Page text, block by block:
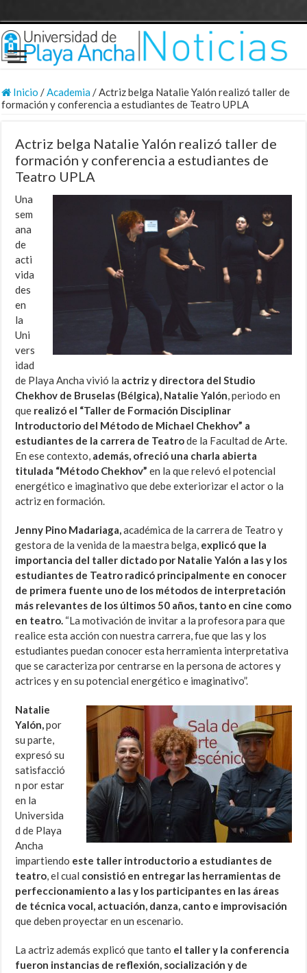
Inicio /Academia/Actriz belga Natalie Yalón realizó taller de
formación y conferencia a estudiantes de Teatro UPLA
Actriz belga Natalie Yalón realizó taller de
formación y conferencia a estudiantes de
Teatro UPLA
Una
sem
ana
de
acti
vida
des
en
la
Uni
vers
idad
de Playa Ancha vivió la actriz y directora del Studio
Chekhov de Bruselas (Bélgica), Natalie Yalón, periodo en
que realizó el “Taller de Formación Disciplinar
Introductorio del Método de Michael Chekhov” a
estudiantes de la carrera de Teatrode la Facultad de Arte.
En ese contexto, además, ofreció una charla abierta
titulada “Método Chekhov” en la que relevó el potencial
energético e imaginativo que debe exteriorizar el actor o la
actriz en formación.
Jenny Pino Madariaga,académica de la carrera de Teatro y
gestora de la venida de la maestra belga, explicó que la
importancia del taller dictado por Natalie Yalón a las y los
estudiantes de Teatro radicó principalmente en conocer
de primera fuente uno de los métodos de interpretación
más relevantes de los últimos 50 años, tanto en cine como
en teatro. “La motivación de invitar a la profesora para que
realice esta acción con nuestra carrera, fue que las y los
estudiantes puedan conocer esta herramienta interpretativa
que se caracteriza por centrarse en la persona de actores y
actrices y en su potencial energético e imaginativo”.
Natalie
Yalón,por
su parte,
expresó su
satisfacció
n por estar
en la
Universida
d de Playa
Ancha
impartiendo este taller introductorio a estudiantes de
teatro, el cual consistió en entregar las herramientas de
perfeccionamiento a las y los participantes en las áreas
de técnica vocal, actuación, danza, canto e improvisación
que deben proyectar en un escenario.
La actriz además explicó que tanto el taller y la conferencia
fueron instancias de reflexión, socialización y de